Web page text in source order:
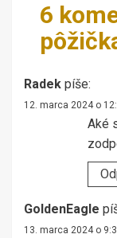
6
Radek píše:
12. marca 2024 o
Aké
GoldenEagle
13. marca 2024 o